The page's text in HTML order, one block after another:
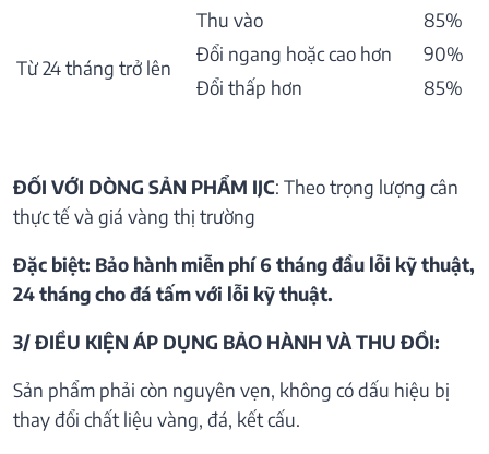
Từ 24 tháng trở lên
Thu vào
85%
Đổi ngang hoặc cao hơn
90%
Đổi thấp hơn
85%
ĐỐI VỚI DÒNG SẢN PHẨM IJC: Theo trọng lượng cân
thực tế và giá vàng thị trường
Đặc biệt: Bảo hành miễn phí 6 tháng đầu lỗi kỹ thuật,
24 tháng cho đá tấm với lỗi kỹ thuật.
3/ ĐIỀU KIỆN ÁP DỤNG BẢO HÀNH VÀ THU ĐỒI:
Sản phẩm phải còn nguyên vẹn, không có dấu hiệu bị
thay đổi chất liệu vàng, đá, kết cấu.